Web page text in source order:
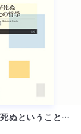
「わたし」が死ぬということの哲学